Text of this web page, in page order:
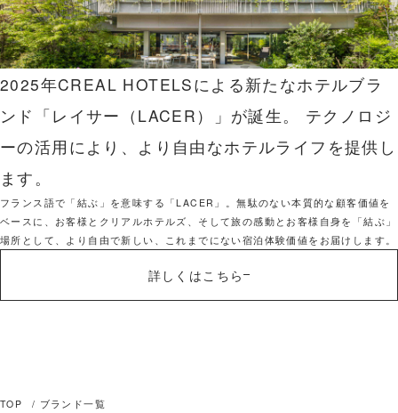
2025年CREAL HOTELSによる新たなホテルブラ
ンド「レイサー（LACER）」が誕生。 テクノロジ
ーの活用により、より自由なホテルライフを提供し
ます。
フランス語で「結ぶ」を意味する「LACER」。無駄のない本質的な顧客価値を
ベースに、お客様とクリアルホテルズ、そして旅の感動とお客様自身を「結ぶ」
場所として、より自由で新しい、これまでにない宿泊体験価値をお届けします。
詳しくはこちら
TOP ブランド一覧